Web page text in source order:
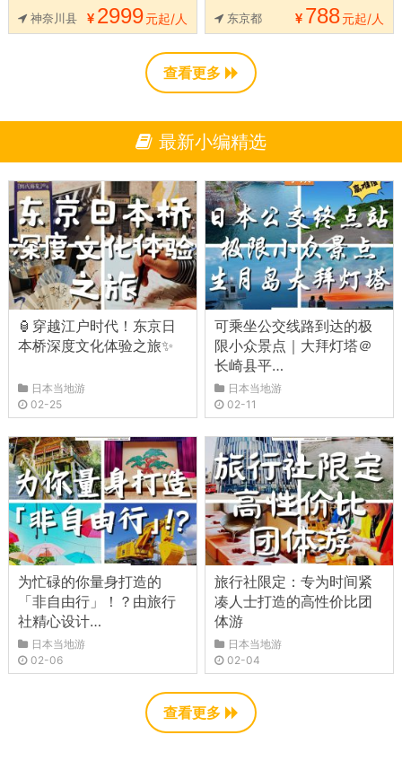
神奈川县 2999元起/人 东京都 788元起/人
查看更多
最新小编精选
🏮穿越江户时代！东京日
本桥深度文化体验之旅✨
日本当地游
02-25
可乘坐公交线路到达的极
限小众景点｜大拜灯塔＠
长崎县平…
日本当地游
02-11
为忙碌的你量身打造的
「非自由行」！？由旅行
社精心设计…
日本当地游
02-06
旅行社限定：专为时间紧
凑人士打造的高性价比团
体游
日本当地游
02-04
查看更多